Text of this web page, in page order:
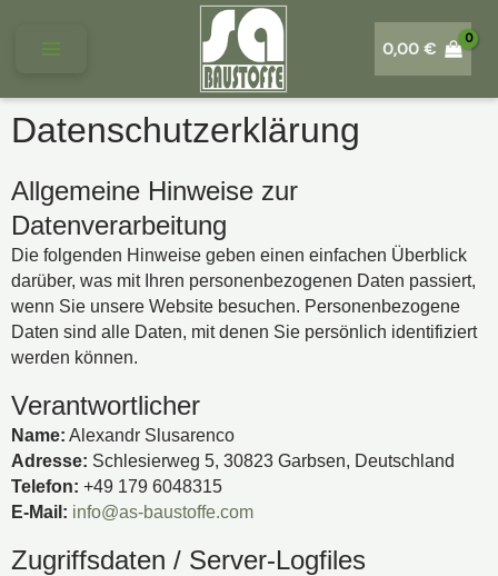
springen
0,00€
Datenschutzerklärung
Allgemeine Hinweise zur
Datenverarbeitung
Die folgenden Hinweise geben einen einfachen Überblick
darüber, was mit Ihren personenbezogenen Daten passiert,
wenn Sie unsere Website besuchen. Personenbezogene
Daten sind alle Daten, mit denen Sie persönlich identifiziert
werden können.
Verantwortlicher
Name: Alexandr Slusarenco
Adresse: Schlesierweg 5, 30823 Garbsen, Deutschland
Telefon: +49 179 6048315
E-Mail: info@as-baustoffe.com
Zugriffsdaten / Server-Logfiles